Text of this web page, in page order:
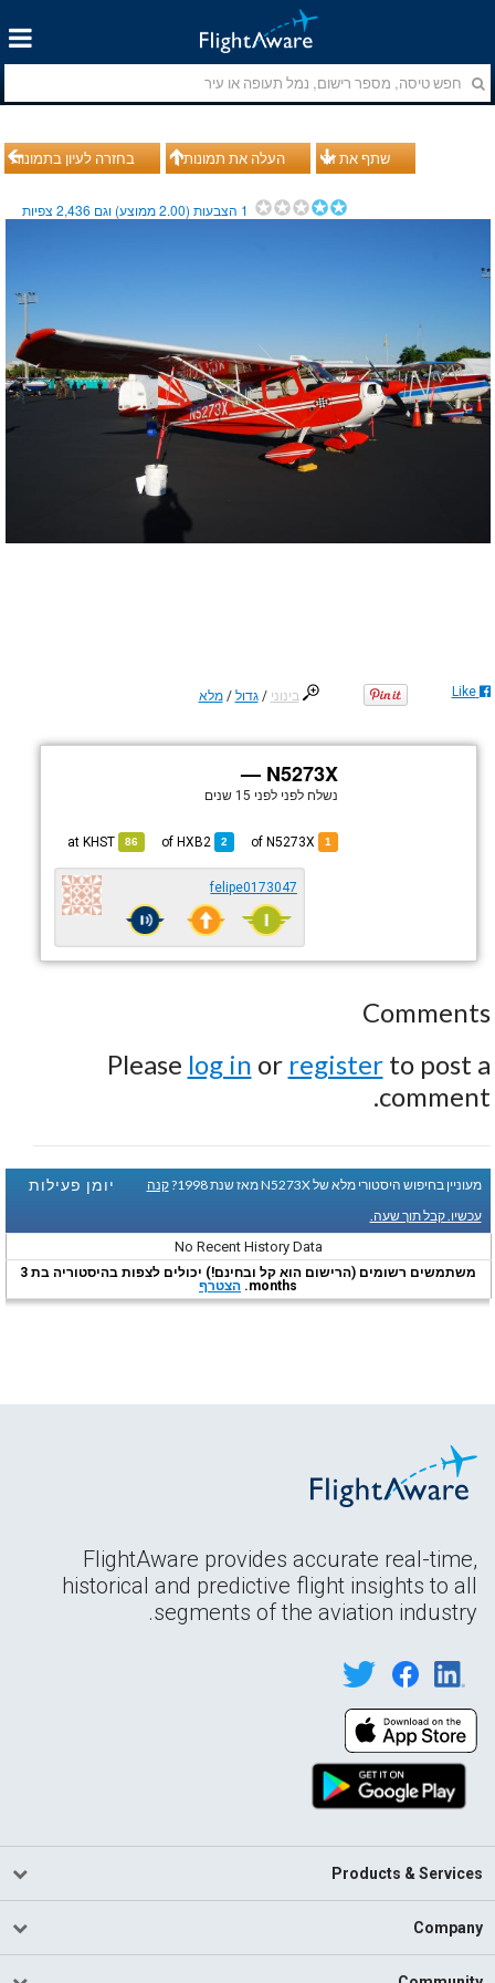
בחזרה לעיון בתמונות העלה את תמונותיך שתף את זה
1 הצבעות (2.00ממוצע) וגם 2,436צפיות
בינוני /גדול /מלא Like
N5273X —
נשלח לפני לפני 15 שנים
1
2
HXB2
86
KHST
felipe0173047
Comments
Please log in or registerto post a
comment.
יומן פעילות מעוניין בחיפוש היסטורי מלא של N5273X מאז שנת 1998?
קנה
עכשיו. קבל תוך שעה.
No Recent History Data
משתמשים רשומים (הרישום הוא קל ובחינם!) יכולים לצפות בהיסטוריה בת 3
months. הצטרף
FlightAware provides accurate real-time,
historical and predictive flight insights to all
segments of the aviation industry.
Products & Services
Company